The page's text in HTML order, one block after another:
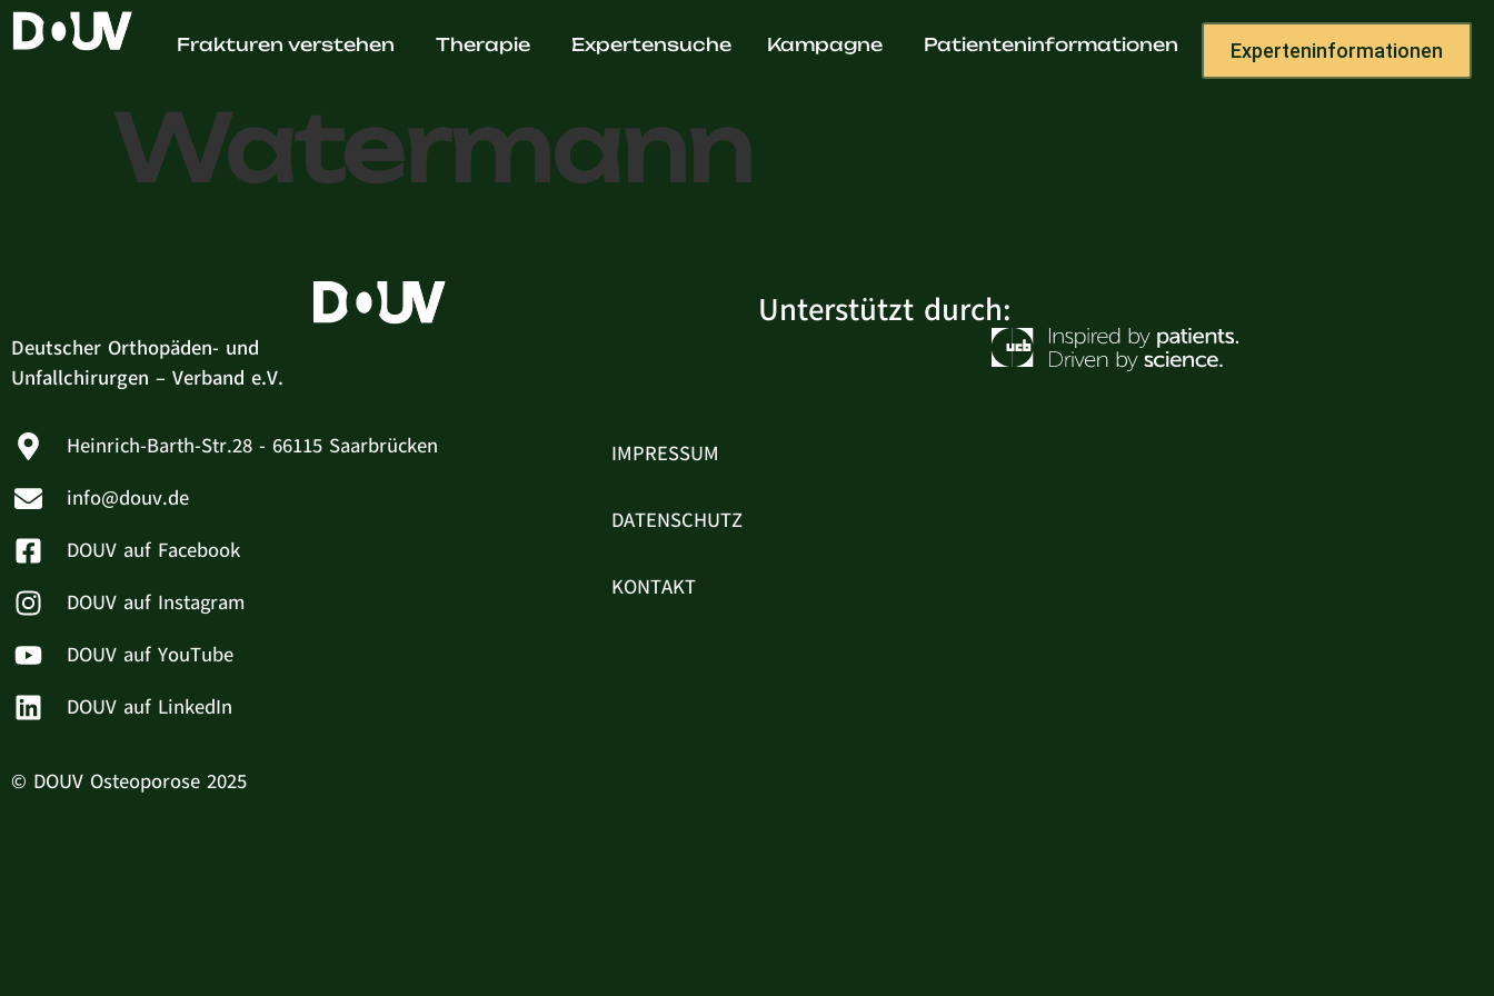
Frakturen verstehen Therapie Expertensuche Kampagne Patienteninformationen Experteninformationen
Dr. med. Jens
Watermann
Deutscher Orthopäden- und
Unfallchirurgen – Verband e.V.
Unterstützt durch:
Heinrich-Barth-Str.28 - 66115 Saarbrücken
info@douv.de
DOUV auf Facebook
DOUV auf Instagram
DOUV auf YouTube
DOUV auf LinkedIn
IMPRESSUM
DATENSCHUTZ
KONTAKT
© DOUV Osteoporose 2025